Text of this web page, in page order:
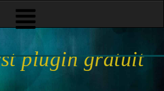
plugin gratuit